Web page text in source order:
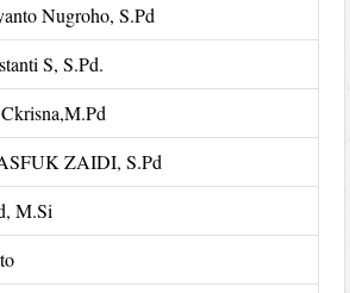
Nugroho, S.Pd
S, S.Pd.
ZAIDI, S.Pd
M.Si